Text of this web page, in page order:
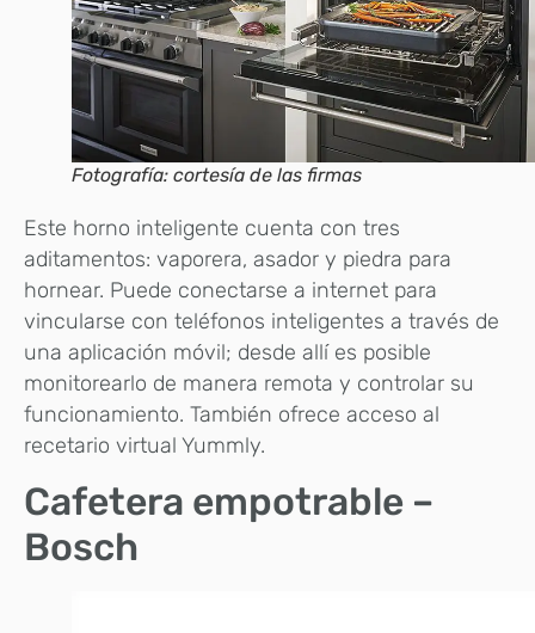
Fotografía: cortesía de las firmas
Este horno inteligente cuenta con tres
aditamentos: vaporera, asador y piedra para
hornear. Puede conectarse a internet para
vincularse con teléfonos inteligentes a través de
una aplicación móvil; desde allí es posible
monitorearlo de manera remota y controlar su
funcionamiento. También ofrece acceso al
recetario virtual Yummly.
Cafetera empotrable –
Bosch